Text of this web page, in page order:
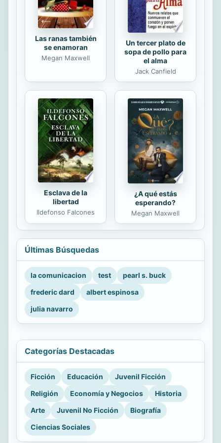
Las ranas también
se enamoran
Megan Maxwell
Un tercer plato de
sopa de pollo para
el alma
Jack Canfield
Esclava de la
libertad
Ildefonso Falcones
¿A qué estás
esperando?
Megan Maxwell
Últimas Búsquedas
la comunicacion test
pearl s. buck
frederic dard
albert espinosa
julia navarro
Categorías Destacadas
Ficción Educación
Juvenil Ficción
Religión
Economía y Negocios
Historia
Arte
Juvenil No Ficción
Biografía
Ciencias Sociales